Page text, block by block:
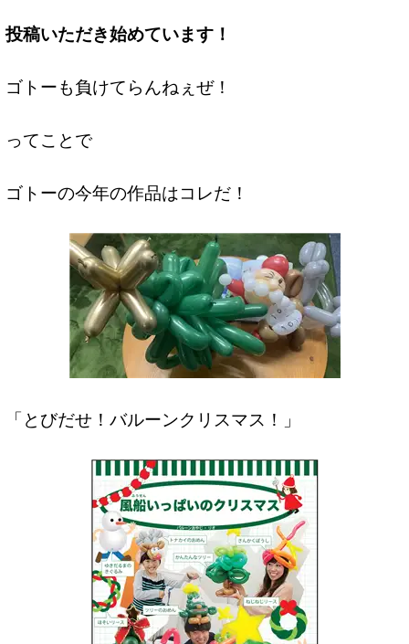
投稿いただき始めています！
ゴトーも負けてらんねぇぜ！
ってことで
ゴトーの今年の作品はコレだ！
「とびだせ！バルーンクリスマス！」